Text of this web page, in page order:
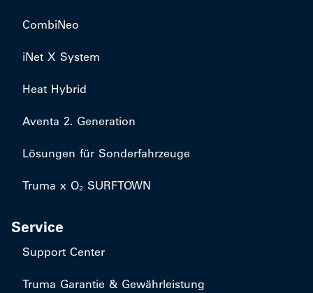
CombiNeo
iNet X System
Heat Hybrid
Aventa 2. Generation
Lösungen für Sonderfahrzeuge
Truma x O₂ SURFTOWN
Service
Support Center
Truma Garantie & Gewährleistung